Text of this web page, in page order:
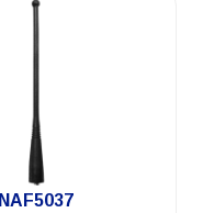
NAF5037